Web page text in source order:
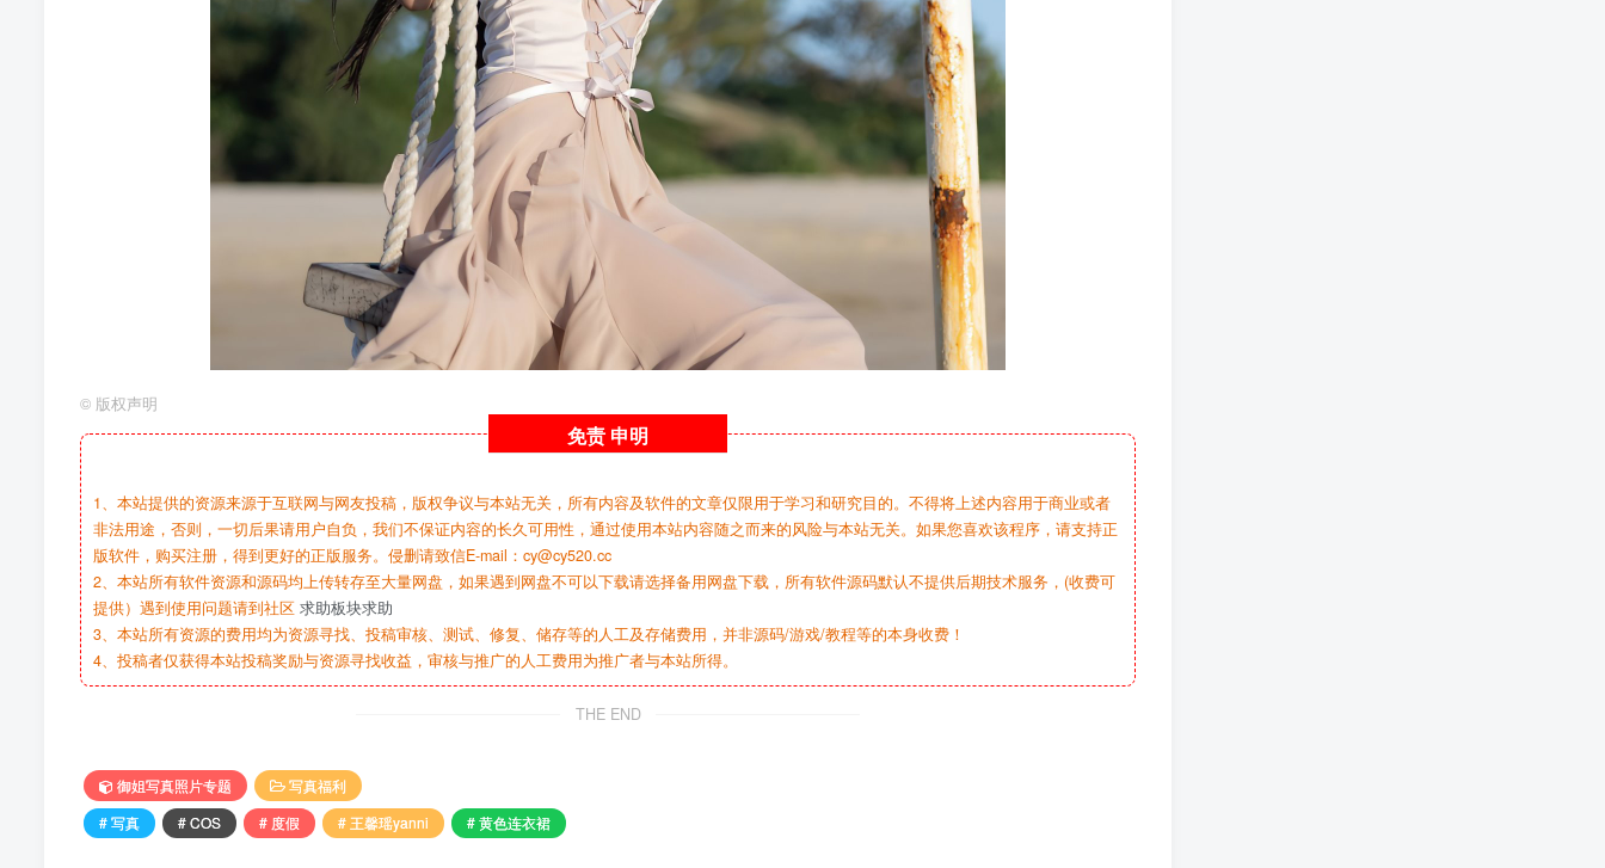
© 版权声明
免责 申明
1、本站提供的资源来源于互联网与网友投稿，版权争议与本站无关，所有内容及软件的文章仅限用于学习和研究目的。不得将上述内容用于商业或者
非法用途，否则，一切后果请用户自负，我们不保证内容的长久可用性，通过使用本站内容随之而来的风险与本站无关。如果您喜欢该程序，请支持正
版软件，购买注册，得到更好的正版服务。侵删请致信E-mail：cy@cy520.cc
2、本站所有软件资源和源码均上传转存至大量网盘，如果遇到网盘不可以下载请选择备用网盘下载，所有软件源码默认不提供后期技术服务，(收费可
提供）遇到使用问题请到社区 求助板块求助
3、本站所有资源的费用均为资源寻找、投稿审核、测试、修复、储存等的人工及存储费用，并非源码/游戏/教程等的本身收费！
4、投稿者仅获得本站投稿奖励与资源寻找收益，审核与推广的人工费用为推广者与本站所得。
THE END
御姐写真照片专题
写真福利
# 写真
# COS # 度假 # 王馨瑶yanni # 黄色连衣裙